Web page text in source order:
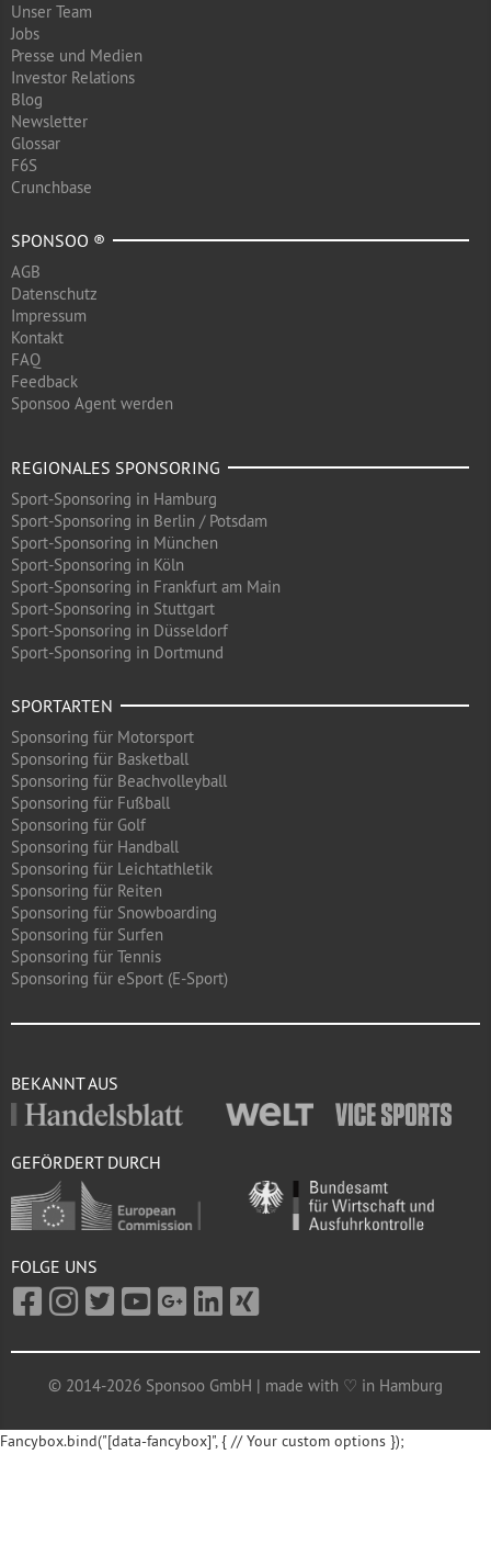
Unser Team
Jobs
Presse und Medien
Investor Relations
Blog
Newsletter
Glossar
F6S
Crunchbase
SPONSOO ®
AGB
Datenschutz
Impressum
Kontakt
FAQ
Feedback
Sponsoo Agent werden
REGIONALES SPONSORING
Sport-Sponsoring in Hamburg
Sport-Sponsoring in Berlin / Potsdam
Sport-Sponsoring in München
Sport-Sponsoring in Köln
Sport-Sponsoring in Frankfurt am Main
Sport-Sponsoring in Stuttgart
Sport-Sponsoring in Düsseldorf
Sport-Sponsoring in Dortmund
SPORTARTEN
Sponsoring für Motorsport
Sponsoring für Basketball
Sponsoring für Beachvolleyball
Sponsoring für Fußball
Sponsoring für Golf
Sponsoring für Handball
Sponsoring für Leichtathletik
Sponsoring für Reiten
Sponsoring für Snowboarding
Sponsoring für Surfen
Sponsoring für Tennis
Sponsoring für eSport (E-Sport)
BEKANNT AUS
GEFÖRDERT DURCH
FOLGE UNS
© 2014-2026 Sponsoo GmbH | made with ♡ in Hamburg
Fancybox.bind("[data-fancybox]", { // Your custom options });